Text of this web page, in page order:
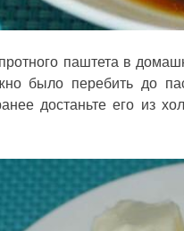
паштета в
было перебить до
достаньте его из